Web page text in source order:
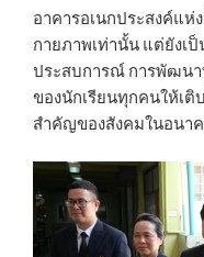
อาคารอเนกประสงค์แห่
กายภาพเท่านั้น แต่ยังเ
ประสบการณ์ การพัฒนา
ของนักเรียนทุกคนให้เติ
สำคัญของสังคมในอนา